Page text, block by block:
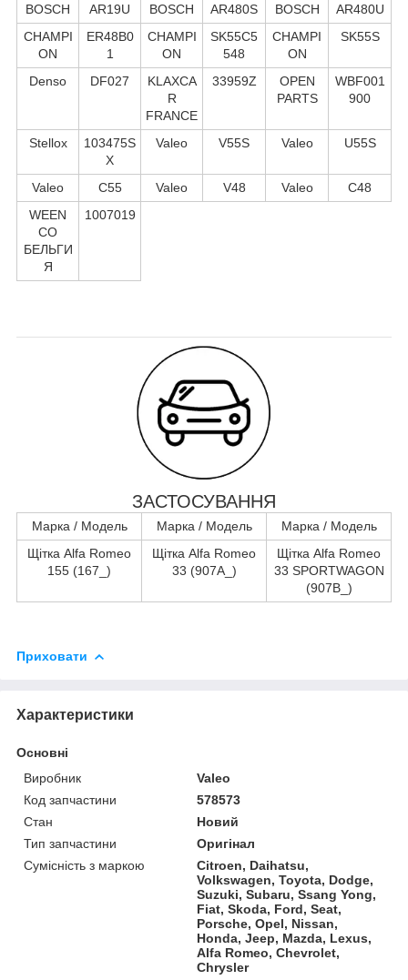
BOSCH AR19U BOSCH AR480S BOSCH
AR480U
CHAMPI
ON
ER48B0
1
CHAMPI
ON
SK55C5
548
CHAMPI
ON
SK55S
Denso DF027
KLAXCA
R
FRANCE
33959Z
OPEN
PARTS
WBF001
900
Stellox
103475S
X
Valeo V55S Valeo U55S
Valeo C55 Valeo V48 Valeo
C48
WEEN
CO
БЕЛЬГИ
Я
1007019
ЗАСТОСУВАННЯ
Марка / Модель Марка / Модель
Марка / Модель
Щітка Alfa Romeo
155 (167_)
Щітка Alfa Romeo
33 (907A_)
Щітка Alfa Romeo
33 SPORTWAGON
(907B_)
Приховати
Характеристики
Основні
Виробник
Valeo
Код запчастини
578573
Стан
Новий
Тип запчастини
Оригінал
Сумісність з маркою
Citroen, Daihatsu,
Volkswagen, Toyota, Dodge,
Suzuki, Subaru, Ssang Yong,
Fiat, Skoda, Ford, Seat,
Porsche, Opel, Nissan,
Honda, Jeep, Mazda, Lexus,
Alfa Romeo, Chevrolet,
Chrysler